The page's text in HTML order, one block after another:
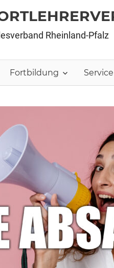
Rheinland-Pfalz
Fortbildung Service